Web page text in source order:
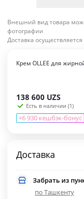
Внешний вид товара
фотографии
Доставка
Крем OLLEE для
138 600 UZS
Есть в наличии (1)
+6 930 кешбэк-бонус
Доставка
Забрать из
по Ташкенту